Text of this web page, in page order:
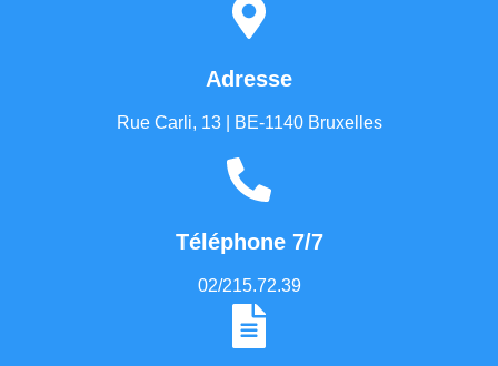
Adresse
Rue Carli, 13 | BE-1140 Bruxelles
Téléphone 7/7
02/215.72.39